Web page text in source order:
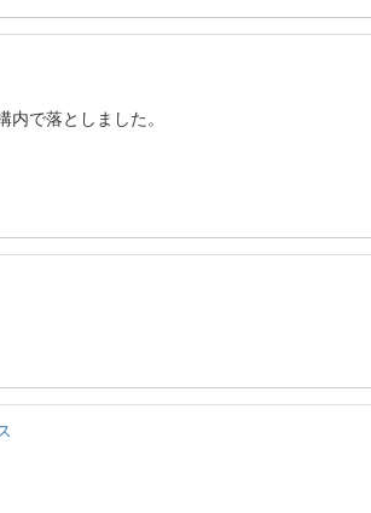
で落としました。